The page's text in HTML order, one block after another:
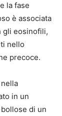
la fase
è associata
gli eosinofili,
nello
precoce.
in un
di un